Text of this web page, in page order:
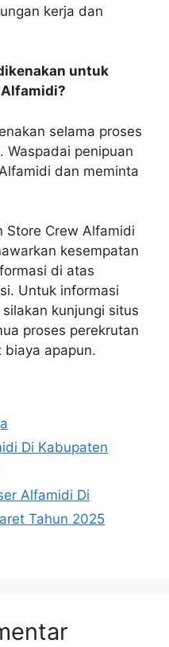
kerja dan
untuk
selama proses
Waspadai penipuan
dan meminta
Store Crew Alfamidi
kesempatan
di atas
Untuk informasi
kunjungi situs
proses perekrutan
apapun.
Di Kabupaten
Alfamidi Di
Tahun 2025